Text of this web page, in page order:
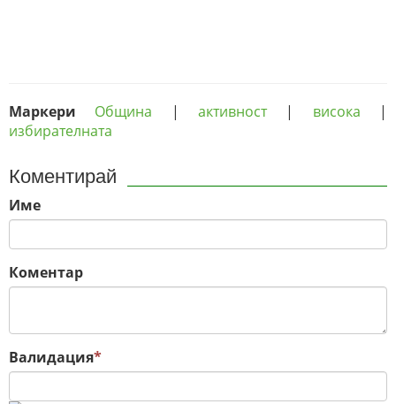
Маркери Община |активност| висока |
избирателната
Коментирай
Име
Коментар
Валидация*